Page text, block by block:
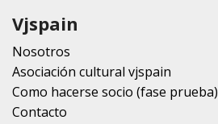
Vjspain
Nosotros
Asociación cultural vjspain
Como hacerse socio (fase prueba)
Contacto